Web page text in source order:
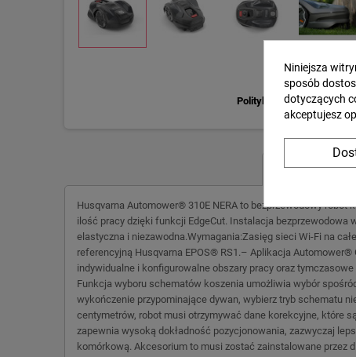
Polityka prywatności
OPIS
Husqvarna Automower® 310E NERA to bezprzewodowy
ilość pracy dzięki funkcji EdgeCut. Instalacja bezprzewodowa
elastyczna i niezawodna.Wymagania:Zasięg sieci Wi-Fi na
referencyjną Husqvarna EPOS® RS1.– Aplikacja
indywidualne i konfigurowalne obszary pracy oraz
Funkcja wyboru schematów koszenia umożliwia wybór
wykończenie przypominające dywan, wybierz tryb schematu
centymetrów, robot musi otrzymywać dane korekcyjne, które
zapewnia wysoką dokładność pozycjonowania, zazwyczaj
komórkową. Akcesorium to musi zostać zainstalowane przez
Niniejsza
sposób
dotyczących
akceptujesz